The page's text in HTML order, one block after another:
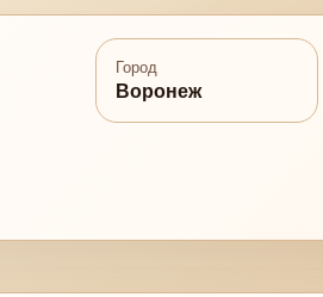
Город
Воронеж